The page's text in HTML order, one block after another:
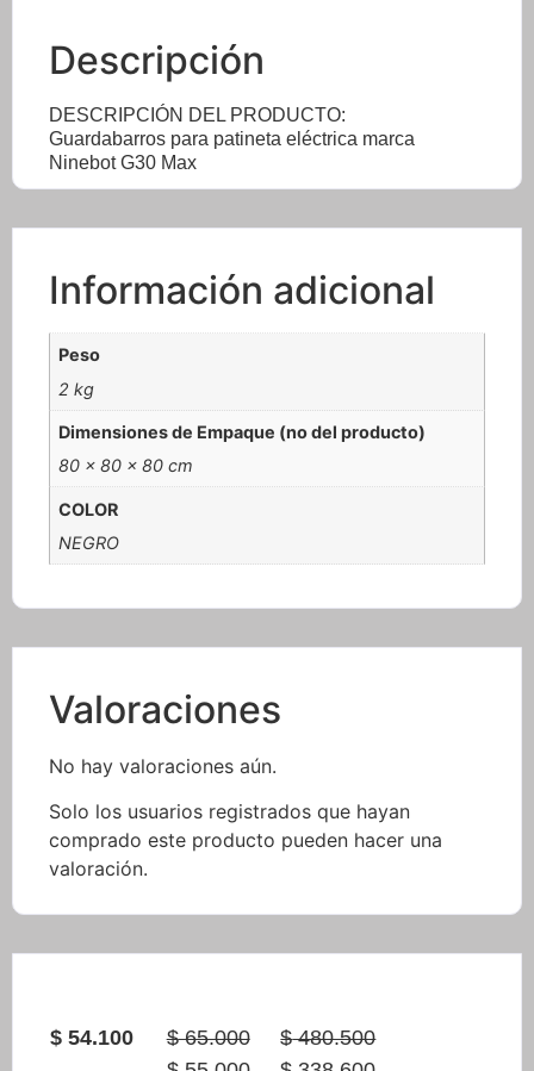
Descripción
DESCRIPCIÓN DEL PRODUCTO:
Guardabarros para patineta eléctrica marca
Ninebot G30 Max
Información adicional
Peso
2 kg
Dimensiones de Empaque (no del producto)
80 × 80 × 80 cm
COLOR
NEGRO
Valoraciones
No hay valoraciones aún.
Solo los usuarios registrados que hayan
comprado este producto pueden hacer una
valoración.
$ 54.100 $65.000
$480.500